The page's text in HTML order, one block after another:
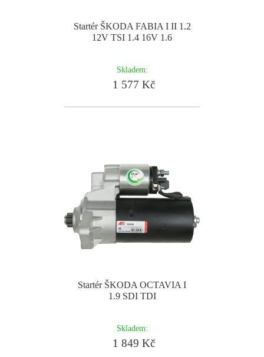
Startér ŠKODA FABIA I II 1.2
12V TSI 1.4 16V 1.6
Skladem:
1 577 Kč
Startér ŠKODA OCTAVIA I
1.9 SDI TDI
Skladem:
1 849 Kč